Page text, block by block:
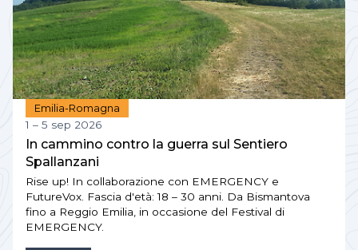
Emilia-Romagna
1 – 5 sep 2026
In cammino contro la guerra sul Sentiero
Spallanzani
Rise up! In collaborazione con EMERGENCY e
FutureVox. Fascia d'età: 18 – 30 anni. Da Bismantova
fino a Reggio Emilia, in occasione del Festival di
EMERGENCY.